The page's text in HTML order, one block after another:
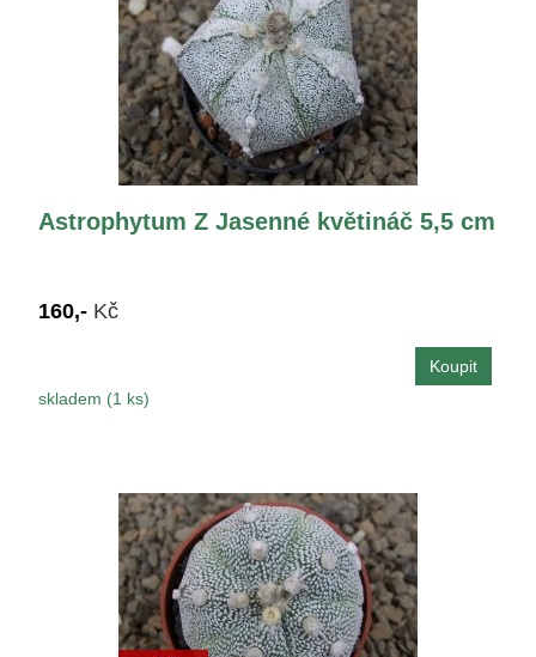
Astrophytum Z Jasenné květináč 5,5 cm
160,- Kč
skladem (1 ks)